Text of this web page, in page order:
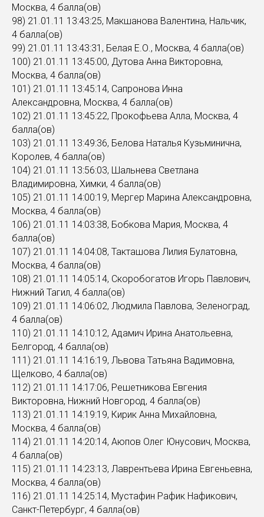
Москва, 4 балла(ов)
98) 21.01.11 13:43:25, Макшанова Валентина, Нальчик,
4 балла(ов)
99) 21.01.11 13:43:31, Белая Е.О., Москва, 4 балла(ов)
100) 21.01.11 13:45:00, Дутова Анна Викторовна,
Москва, 4 балла(ов)
101) 21.01.11 13:45:14, Сапронова Инна
Александровна, Москва, 4 балла(ов)
102) 21.01.11 13:45:22, Прокофьева Алла, Москва, 4
балла(ов)
103) 21.01.11 13:49:36, Белова Наталья Кузьминична,
Королев, 4 балла(ов)
104) 21.01.11 13:56:03, Шальнева Светлана
Владимировна, Химки, 4 балла(ов)
105) 21.01.11 14:00:19, Мергер Марина Александровна,
Москва, 4 балла(ов)
106) 21.01.11 14:03:38, Бобкова Мария, Москва, 4
балла(ов)
107) 21.01.11 14:04:08, Такташова Лилия Булатовна,
Москва, 4 балла(ов)
108) 21.01.11 14:05:14, Скоробогатов Игорь Павлович,
Нижний Тагил, 4 балла(ов)
109) 21.01.11 14:06:02, Людмила Павлова, Зеленоград,
4 балла(ов)
110) 21.01.11 14:10:12, Адамич Ирина Анатольевна,
Белгород, 4 балла(ов)
111) 21.01.11 14:16:19, Львова Татьяна Вадимовна,
Щелково, 4 балла(ов)
112) 21.01.11 14:17:06, Решетникова Евгения
Викторовна, Нижний Новгород, 4 балла(ов)
113) 21.01.11 14:19:19, Кирик Анна Михайловна,
Москва, 4 балла(ов)
114) 21.01.11 14:20:14, Аюпов Олег Юнусович, Москва,
4 балла(ов)
115) 21.01.11 14:23:13, Лаврентьева Ирина Евгеньевна,
Москва, 4 балла(ов)
116) 21.01.11 14:25:14, Мустафин Рафик Нафикович,
Санкт-Петербург, 4 балла(ов)